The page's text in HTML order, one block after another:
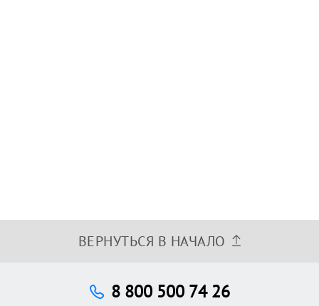
ВЕРНУТЬСЯ В НАЧАЛО
8 800 500 74 26